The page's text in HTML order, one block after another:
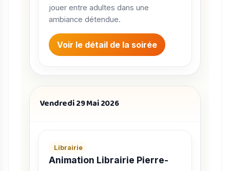
jouer entre adultes dans une
ambiance détendue.
Voir le détail de la soirée
Vendredi 29 Mai 2026
Librairie
Animation Librairie Pierre-